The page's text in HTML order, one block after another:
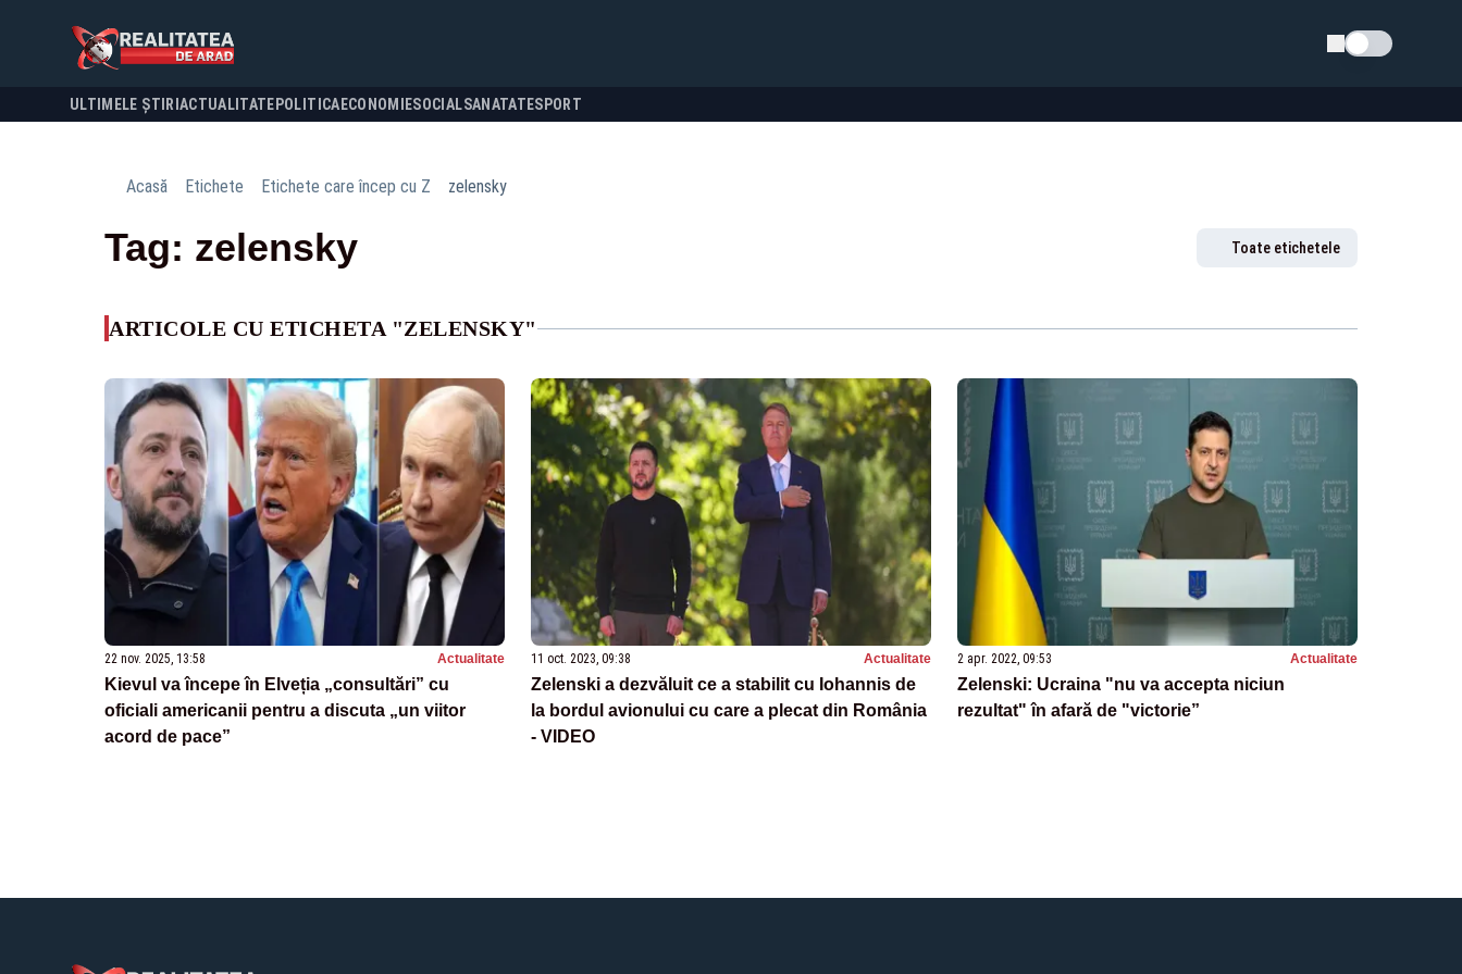
Schimba tema
ULTIMELE ȘTIRI ACTUALITATE POLITICA ECONOMIESOCIALSANATATESPORT
Acasă Etichete Etichete care încep cu Z zelensky
Tag: zelensky Toate etichetele
ARTICOLE CU ETICHETA "ZELENSKY"
22 nov. 2025, 13:58 Actualitate
Kievul va începe în Elveția „consultări” cu
oficiali americanii pentru a discuta „un viitor
acord de pace”
11 oct. 2023, 09:38 Actualitate
Zelenski a dezvăluit ce a stabilit cu Iohannis de
la bordul avionului cu care a plecat din România
- VIDEO
2 apr. 2022, 09:53 Actualitate
Zelenski: Ucraina "nu va accepta niciun
rezultat" în afară de "victorie”